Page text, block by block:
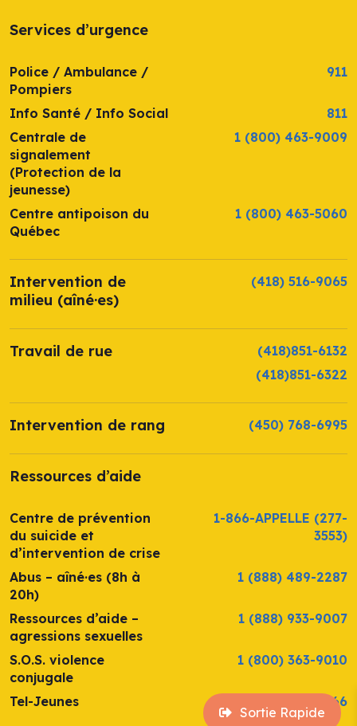
Sortie Rapide
Services d’urgence
Police / Ambulance /
Pompiers
911
Info Santé / Info Social
811
Centrale de
signalement
(Protection de la
jeunesse)
1 (800) 463-9009
Centre antipoison du
Québec
1 (800) 463-5060
Intervention de
milieu (aîné·es)
(418) 516-9065
Travail de rue
(418)851-6132
(418)851-6322
Intervention de rang (450) 768-6995
Ressources d’aide
Centre de prévention
du suicide et
d’intervention de crise
1-866-APPELLE (277-
3553)
Abus – aîné·es (8h à
20h)
1 (888) 489-2287
Ressources d’aide –
agressions sexuelles
1 (888) 933-9007
S.O.S. violence
conjugale
1 (800) 363-9010
Tel-Jeunes 1 (800) 263-2266